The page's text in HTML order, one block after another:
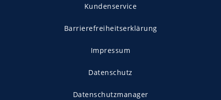
Kundenservice
Barrierefreiheitserklärung
Impressum
Datenschutz
Datenschutzmanager